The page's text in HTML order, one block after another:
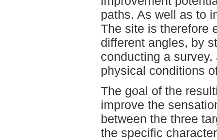
paths. As well as to
The site is therefore
different angles, by
conducting a
physical conditions
The goal of the
improve the
between the three
the specific